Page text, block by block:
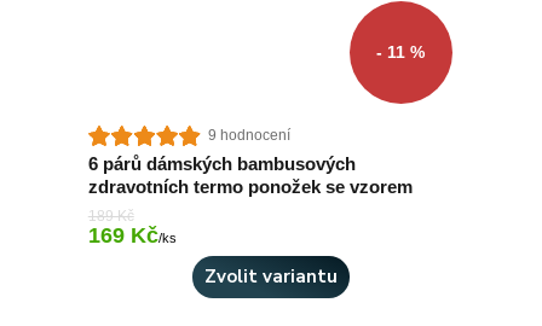
- 11 %
9 hodnocení
6 párů dámských bambusových
zdravotních termo ponožek se vzorem
189 Kč
169 Kč/ks
Zvolit variantu